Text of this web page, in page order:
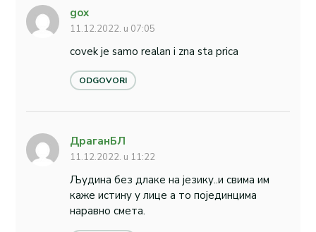
gox
11.12.2022. u 07:05
covek je samo realan i zna sta prica
ODGOVORI
ДраганБЛ
11.12.2022. u 11:22
Људина без длаке на језику..и свима им
каже истину у лице а то појединцима
наравно смета.